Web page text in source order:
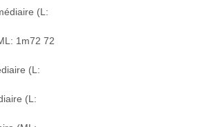
(L:
1m72 72
(L:
(L: